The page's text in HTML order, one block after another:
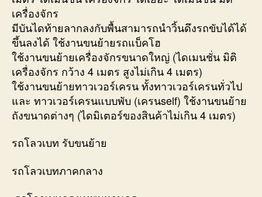
เครื่องจักร
มีบันไดท้ายลากลงกับพื้นสามารถนำวิ้นดึงรถขับได้ได้
ขึ้นลงได้ ใช้งานขนย้ายรถแบ็คโฮ
ใช้งานขนย้ายเครื่องจักรขนาดใหญ่ (ไดเมนชั่น มิติ
เครื่องจักร กว้าง 4 เมตร สูงไม่เกิน 4 เมตร)
ใช้งานขนย้ายทาวเวอร์เครน ทั้งทาวเวอร์เครนทั่วไป
และ ทาวเวอร์เครนแบบพับ (เครนself) ใช้งานขนย้าย
ถังขนาดต่างๆ (ไดมิเตอร์ของสินค้าไม่เกิน 4 เมตร)
รถโลวเบท รับขนย้าย
รถโลวเบทภาคกลาง